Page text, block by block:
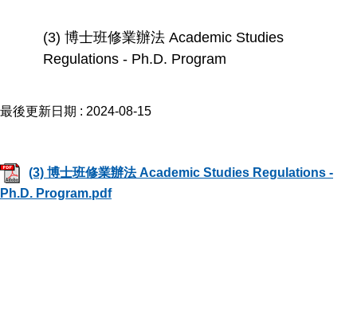
(3) 博士班修業辦法 Academic Studies
Regulations - Ph.D. Program
最後更新日期 : 2024-08-15
(3) 博士班修業辦法 Academic Studies Regulations -
Ph.D. Program.pdf